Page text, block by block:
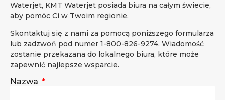
Waterjet, KMT Waterjet posiada biura na całym świecie,
aby pomóc Ci w Twoim regionie.
Skontaktuj się z nami za pomocą poniższego formularza
lub zadzwoń pod numer 1-800-826-9274. Wiadomość
zostanie przekazana do lokalnego biura, które może
zapewnić najlepsze wsparcie.
Nazwa